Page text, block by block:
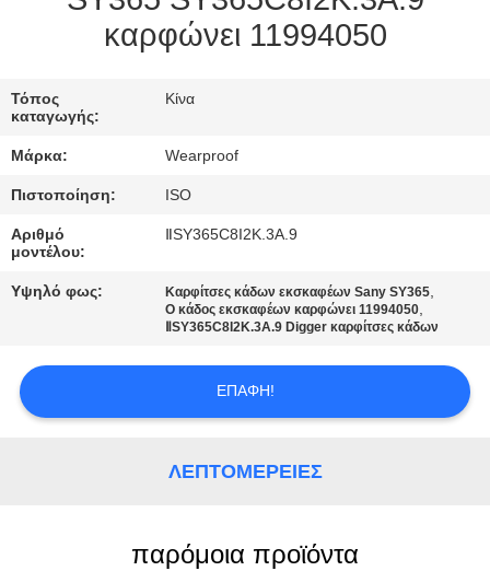
ΖΗΤΉΣΤΕ
ΑΠΌΣΠΑΣΜΑ
SITEMAP
PRIVACY
POLICY
καρφώνει 11994050
Τόπος
καταγωγής:
Κίνα
Μάρκα: Wearproof
Πιστοποίηση: ISO
Αριθμό
μοντέλου:
ⅡSY365C8I2K.3A.9
Υψηλό φως: Καρφίτσες κάδων εκσκαφέων Sany SY365,
Ο κάδος εκσκαφέων καρφώνει 11994050,
ⅡSY365C8I2K.3A.9 Digger καρφίτσες κάδων
ΕΠΑΦΉ!
ΛΕΠΤΟΜΈΡΕΙΕΣ
παρόμοια προϊόντα